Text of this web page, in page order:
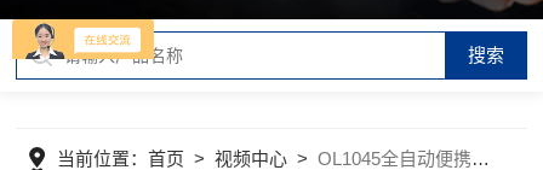
当前位置：首页 >视频中心 >OL1045全自动便携式紫外测油仪